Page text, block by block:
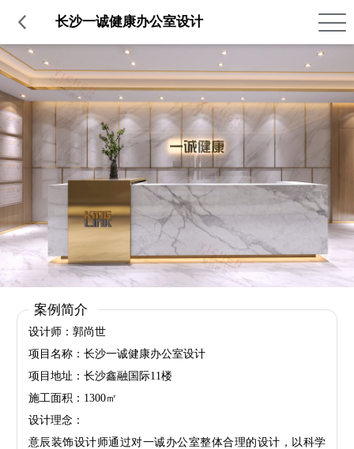
长沙一诚健康办公室设计
案例简介
设计师：郭尚世
项目名称：长沙一诚健康办公室设计
项目地址：长沙鑫融国际11楼
施工面积：1300㎡
设计理念：
意辰装饰设计师通过对一诚办公室整体合理的设计，以科学